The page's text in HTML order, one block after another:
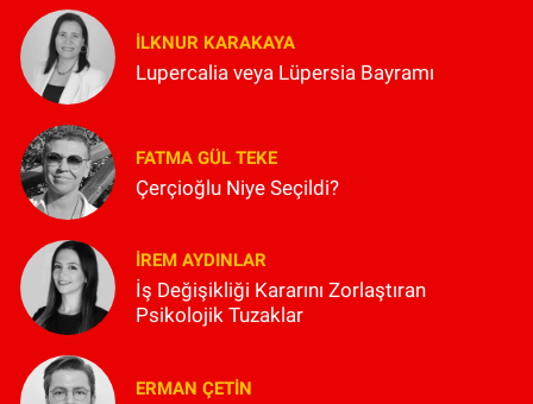
İLKNUR KARAKAYA
Lupercalia veya Lüpersia Bayramı
FATMA GÜL TEKE
Çerçioğlu Niye Seçildi?
İREM AYDINLAR
İş Değişikliği Kararını Zorlaştıran
Psikolojik Tuzaklar
ERMAN ÇETIN